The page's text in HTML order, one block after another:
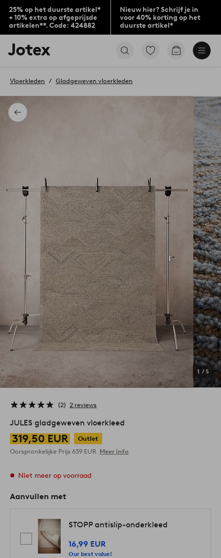
25% op het duurste artikel*
+ 10% extra op afgeprijsde
artikelen**. Code: 424882
Nieuw hier? Schrijf je in
voor 40% korting op het
duurste artikel*
Jotex
logo
to
home
page
Ga
Go
Terug
Vloerkleden Gladgeweven vloerkleden
1 / 5
2 2 reviews
JULES gladgeweven vloerkleed
319,50 EUR
Outlet
Oorspronkelijke Prijs 639 EUR Meer info
Niet meer op voorraad
Aanvullen met
STOPP antislip-onderkleed
16,99 EUR
Our best value!